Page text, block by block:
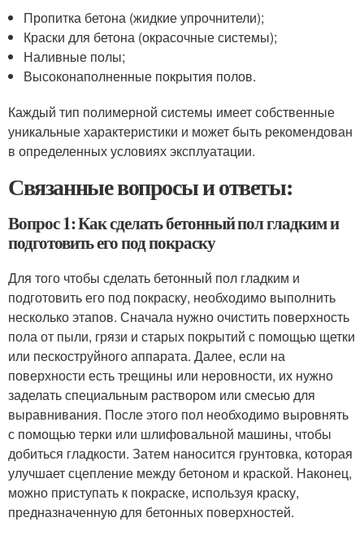
Пропитка бетона (жидкие упрочнители);
Краски для бетона (окрасочные системы);
Наливные полы;
Высоконаполненные покрытия полов.
Каждый тип полимерной системы имеет собственные
уникальные характеристики и может быть рекомендован
в определенных условиях эксплуатации.
Связанные вопросы и ответы:
Вопрос 1: Как сделать бетонный пол гладким и
подготовить его под покраску
Для того чтобы сделать бетонный пол гладким и
подготовить его под покраску, необходимо выполнить
несколько этапов. Сначала нужно очистить поверхность
пола от пыли, грязи и старых покрытий с помощью щетки
или пескоструйного аппарата. Далее, если на
поверхности есть трещины или неровности, их нужно
заделать специальным раствором или смесью для
выравнивания. После этого пол необходимо выровнять
с помощью терки или шлифовальной машины, чтобы
добиться гладкости. Затем наносится грунтовка, которая
улучшает сцепление между бетоном и краской. Наконец,
можно приступать к покраске, используя краску,
предназначенную для бетонных поверхностей.